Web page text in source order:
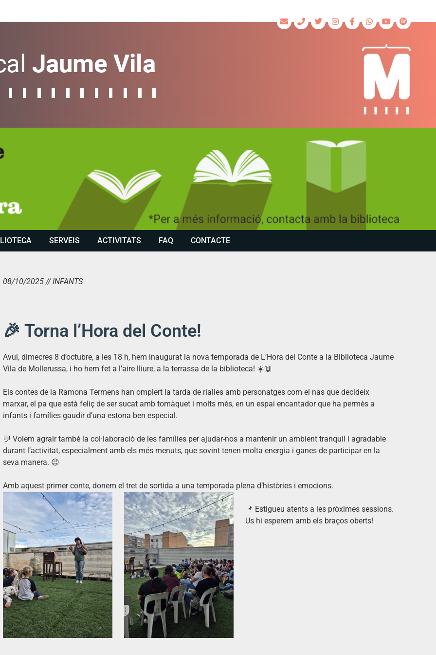
SERVEIS ACTIVITATS FAQ CONTACTE
08/10/2025 // INFANTS
🎉 Torna l’Hora del Conte!
Avui, dimecres 8 d’octubre, a les 18 h, hem inaugurat la nova temporada de L’Hora del Conte a la Biblioteca Jaume
Vila de Mollerussa, i ho hem fet a l’aire lliure, a la terrassa de la biblioteca! ☀️📖
Els contes de la Ramona Termens han omplert la tarda de rialles amb personatges com el nas que decideix
marxar, el pa que està feliç de ser sucat amb tomàquet i molts més, en un espai encantador que ha permès a
infants i famílies gaudir d’una estona ben especial.
💬 Volem agrair també la col·laboració de les famílies per ajudar-nos a mantenir un ambient tranquil i agradable
durant l’activitat, especialment amb els més menuts, que sovint tenen molta energia i ganes de participar en la
seva manera. 😉
Amb aquest primer conte, donem el tret de sortida a una temporada plena d’històries i emocions.
📌 Estigueu atents a les pròximes sessions.
Us hi esperem amb els braços oberts!